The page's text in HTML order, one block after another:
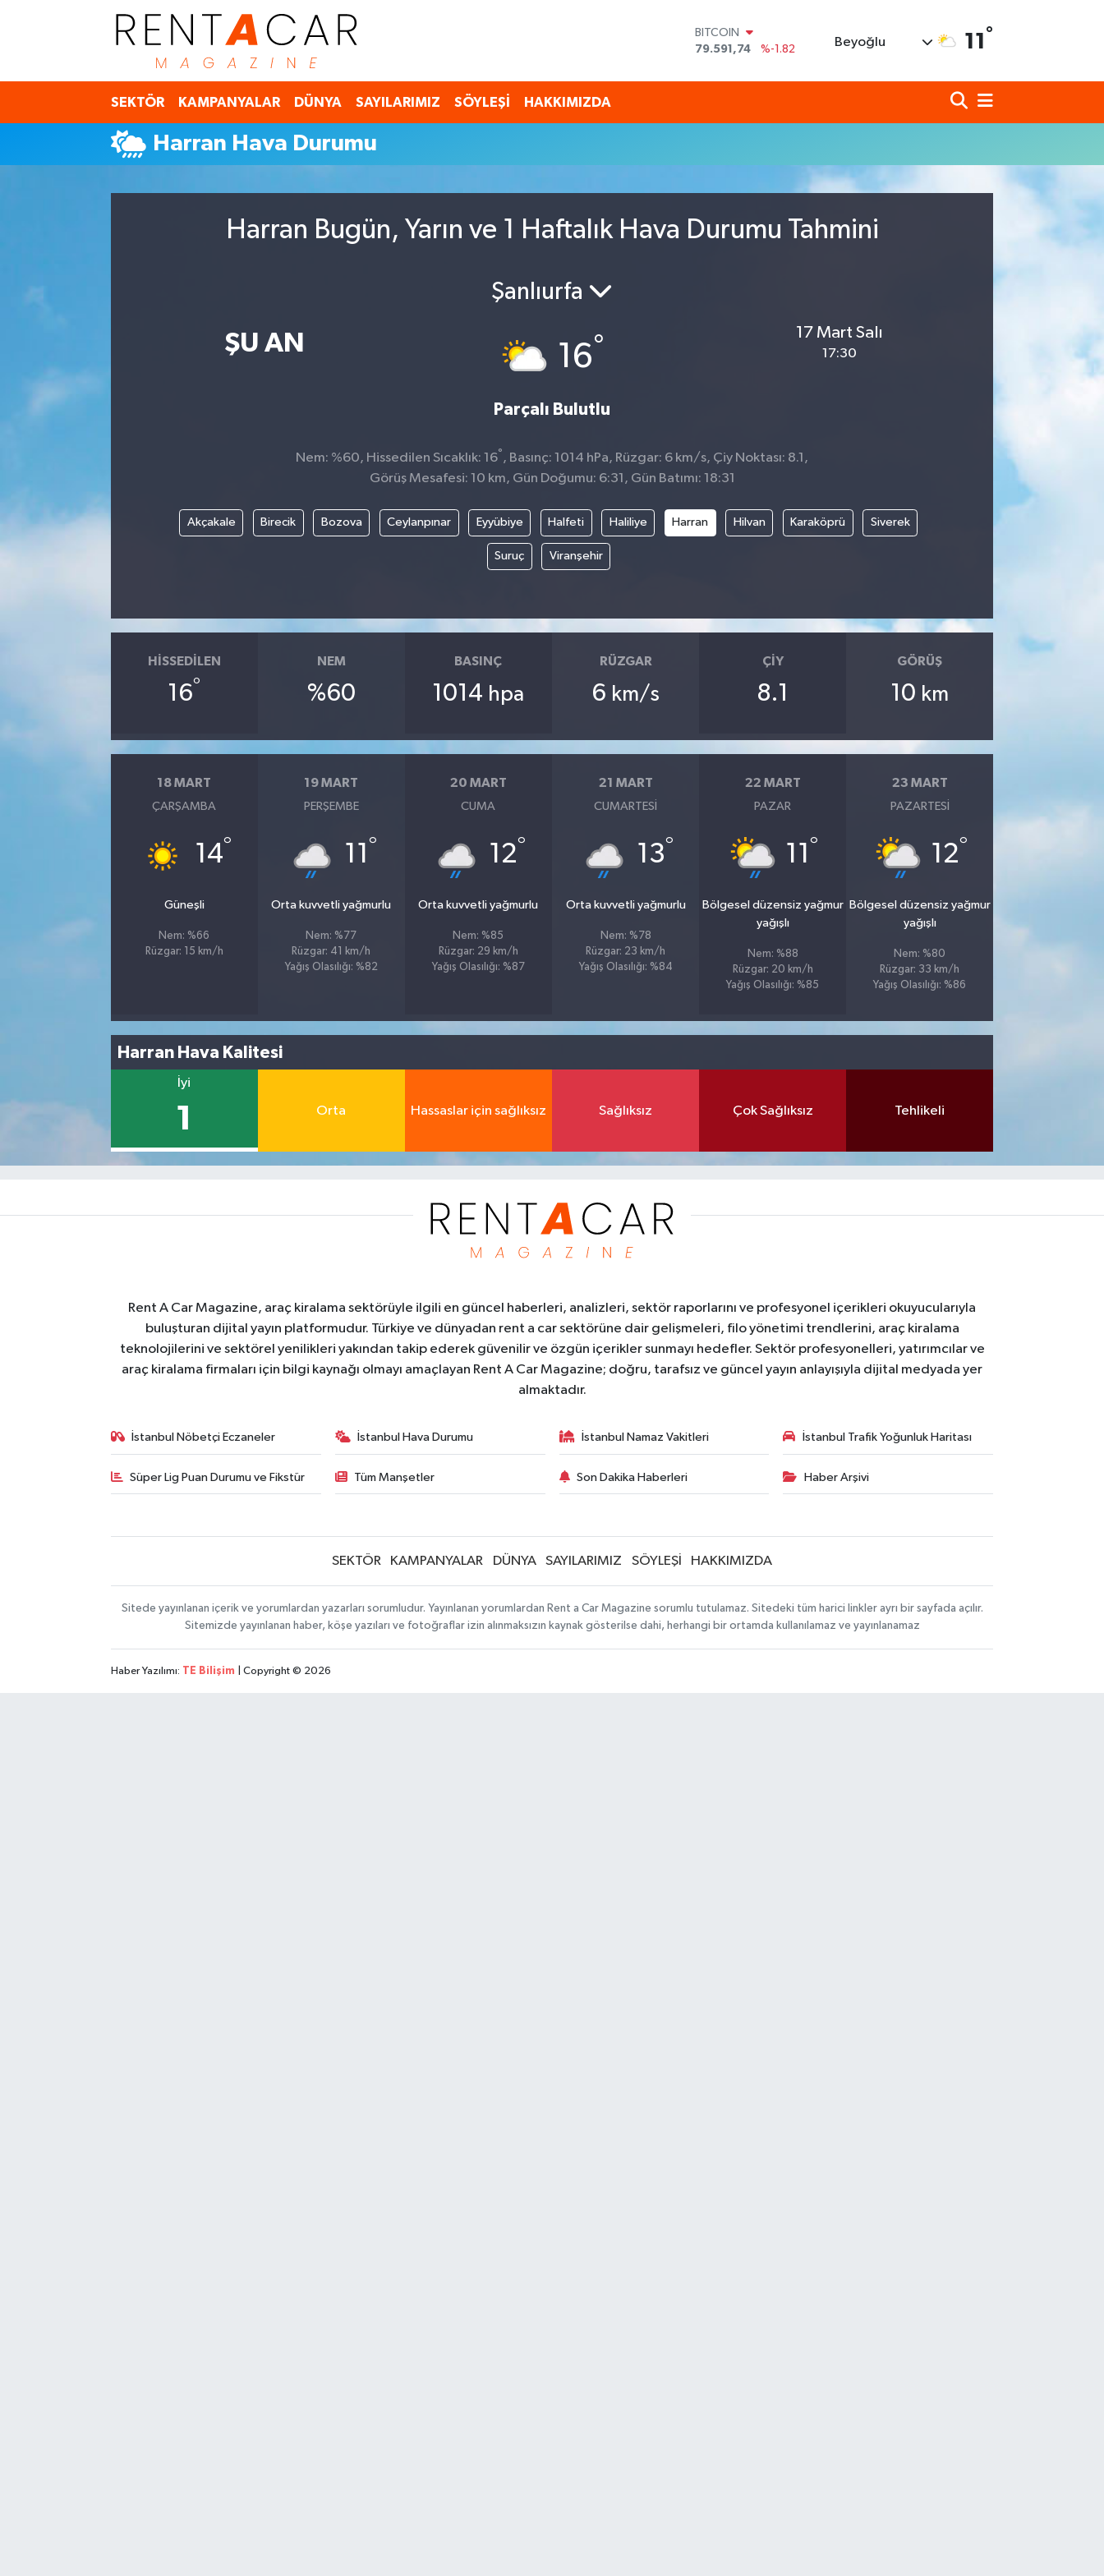
BITCOIN
79.591,74
%-1.82
45,43620
%0.02
BİST100
Beyoğlu 11 °
SEKTÖR KAMPANYALAR DÜNYA SAYILARIMIZ SÖYLEŞİ HAKKIMIZDA
Harran Hava Durumu
Harran Bugün, Yarın ve 1 Haftalık Hava Durumu Tahmini
ŞU AN
Şanlıurfa
16°
Parçalı Bulutlu
17 Mart Salı
17:30
Nem: %60, Hissedilen Sıcaklık: 16° , Basınç: 1014 hPa, Rüzgar: 6 km/s, Çiy Noktası: 8.1,
Görüş Mesafesi: 10 km, Gün Doğumu: 6:31, Gün Batımı: 18:31
Akçakale Birecik Bozova Ceylanpınar Eyyübiye Halfeti Haliliye Harran Hilvan Karaköprü Siverek
Suruç Viranşehir
HISSEDILEN
16°
NEM
%60
BASINÇ
1014 hpa
RÜZGAR
6 km/s
ÇIY
8.1
GÖRÜŞ
10 km
18 MART
ÇARŞAMBA
14°
Güneşli
Nem: %66
Rüzgar: 15 km/h
19 MART
PERŞEMBE
11 °
Orta kuvvetli yağmurlu
Nem: %77
Rüzgar: 41 km/h
Yağış Olasılığı: %82
20 MART
CUMA
12°
Orta kuvvetli yağmurlu
Nem: %85
Rüzgar: 29 km/h
Yağış Olasılığı: %87
21 MART
CUMARTESI
13°
Orta kuvvetli yağmurlu
Nem: %78
Rüzgar: 23 km/h
Yağış Olasılığı: %84
22 MART
PAZAR
11 °
Bölgesel düzensiz yağmur
yağışlı
Nem: %88
Rüzgar: 20 km/h
Yağış Olasılığı: %85
23 MART
PAZARTESI
12°
Bölgesel düzensiz yağmur
yağışlı
Nem: %80
Rüzgar: 33 km/h
Yağış Olasılığı: %86
Harran Hava Kalitesi
İyi
1 Orta Hassaslar için sağlıksız Sağlıksız Çok Sağlıksız Tehlikeli
Rent A Car Magazine, araç kiralama sektörüyle ilgili en güncel haberleri, analizleri, sektör raporlarını ve profesyonel içerikleri okuyucularıyla
buluşturan dijital yayın platformudur. Türkiye ve dünyadan rent a car sektörüne dair gelişmeleri, filo yönetimi trendlerini, araç kiralama
teknolojilerini ve sektörel yenilikleri yakından takip ederek güvenilir ve özgün içerikler sunmayı hedefler. Sektör profesyonelleri, yatırımcılar ve
araç kiralama firmaları için bilgi kaynağı olmayı amaçlayan Rent A Car Magazine; doğru, tarafsız ve güncel yayın anlayışıyla dijital medyada yer
almaktadır.
İstanbul Nöbetçi Eczaneler İstanbul Hava Durumu İstanbul Namaz Vakitleri İstanbul Trafik Yoğunluk Haritası
Süper Lig Puan Durumu ve Fikstür Tüm Manşetler Son Dakika Haberleri Haber Arşivi
SEKTÖR KAMPANYALAR DÜNYA SAYILARIMIZ SÖYLEŞİ HAKKIMIZDA
Sitede yayınlanan içerik ve yorumlardan yazarları sorumludur. Yayınlanan yorumlardan Rent a Car Magazine sorumlu tutulamaz. Sitedeki tüm harici linkler ayrı bir sayfada açılır.
Sitemizde yayınlanan haber, köşe yazıları ve fotoğraflar izin alınmaksızın kaynak gösterilse dahi, herhangi bir ortamda kullanılamaz ve yayınlanamaz
Haber Yazılımı: TE Bilişim | Copyright © 2026
İstanbul Nöbetçi Eczaneler
İstanbul Hava Durumu
İstanbul Namaz Vakitleri
Süper Lig Puan Durumu ve Fikstür